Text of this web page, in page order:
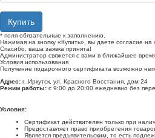
Купить
* поля обязательные к заполнению.
Нажимая на кнопку «Купить», вы даете согласие на
Спасибо, ваша заявка принята!
Администратор свяжется с вами в ближайшее
Условия использования
Получение подарочного сертификата возможно
Адрес: г. Иркутск, ул. Красного Восстания, дом 24
Режим работы: с 9:00 до 20:00 ежедневно без
Условия:
Сертификат действителен только при
Предоставляет право приобретения
Является предъявительским, то есть